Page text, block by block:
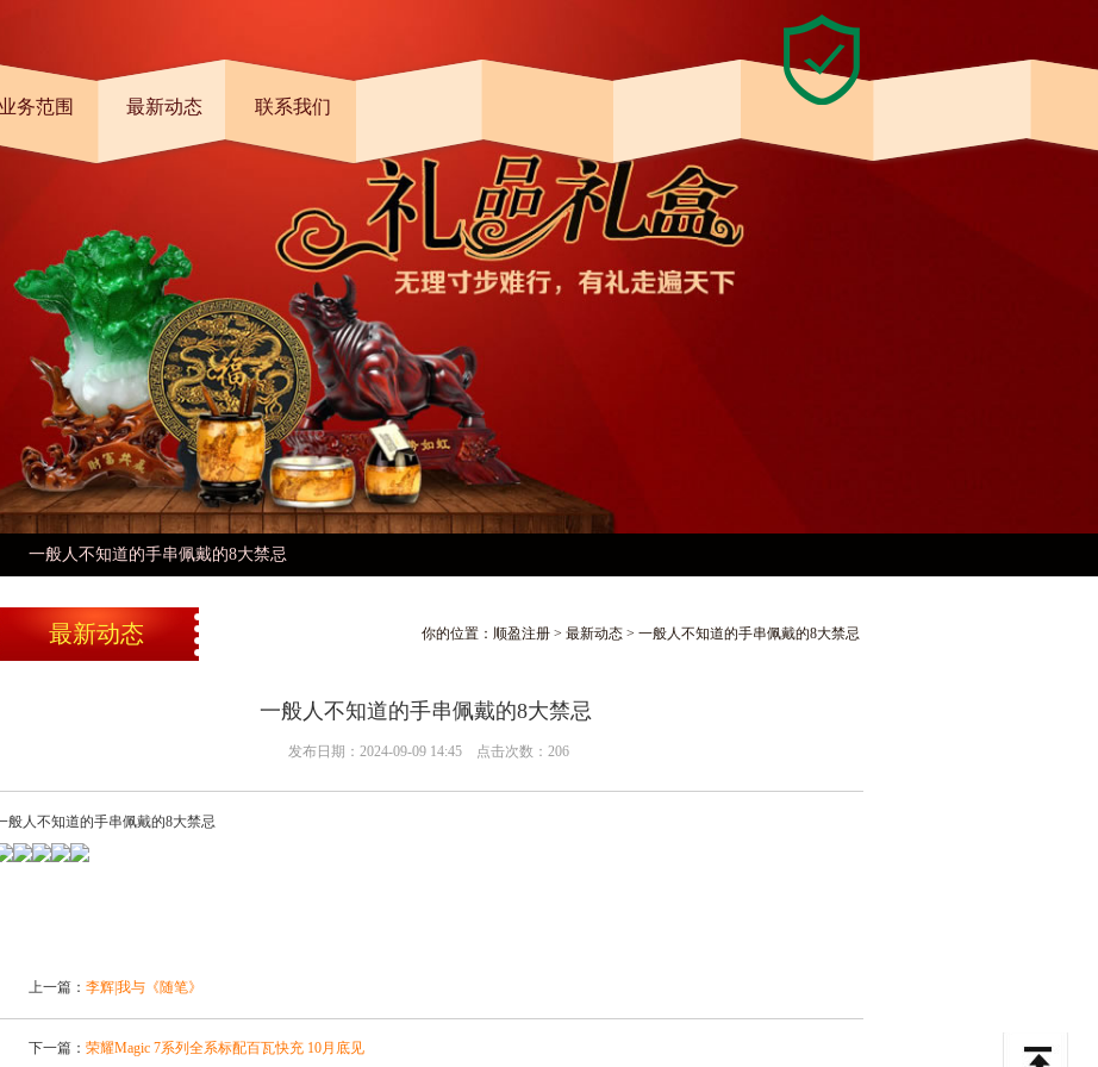
业务范围 最新动态 联系我们
一般人不知道的手串佩戴的8大禁忌 ​​​
最新动态 你的位置： 顺盈注册 > 最新动态 > 一般人不知道的手串佩戴的8大禁忌 ​​​
一般人不知道的手串佩戴的8大禁忌 ​​​
发布日期：2024-09-09 14:45 点击次数：206
般人不知道的手串佩戴的8大禁忌
上一篇： 李辉|我与《随笔》
下一篇： 荣耀Magic 7系列全系标配百瓦快充 10月底见